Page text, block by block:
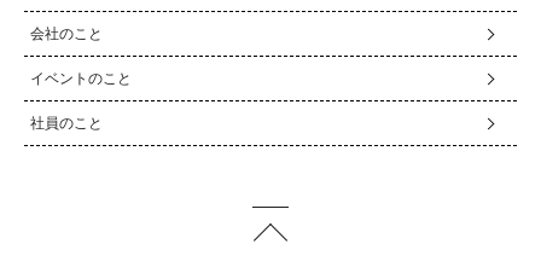
会社のこと
イベントのこと
社員のこと